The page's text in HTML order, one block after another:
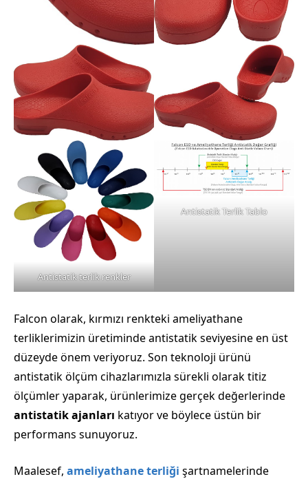
Antistatik terlik renkler
Antistatik Terlik Tablo
Falcon olarak, kırmızı renkteki ameliyathane
terliklerimizin üretiminde antistatik seviyesine en üst
düzeyde önem veriyoruz. Son teknoloji ürünü
antistatik ölçüm cihazlarımızla sürekli olarak titiz
ölçümler yaparak, ürünlerimize gerçek değerlerinde
antistatik ajanları katıyor ve böylece üstün bir
performans sunuyoruz.
Maalesef, ameliyathane terliği şartnamelerinde